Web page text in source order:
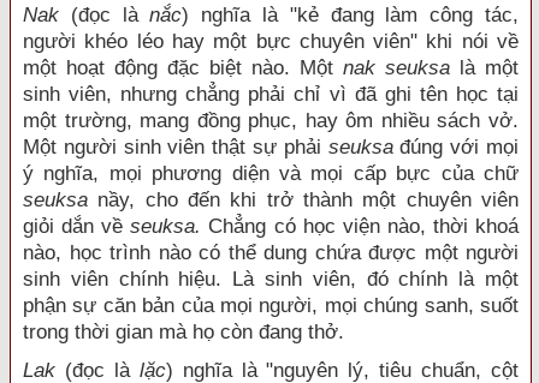
Nak (đọc lànắc) nghĩa là "kẻ đang làm công tác,
người khéo léo hay một bực chuyên viên" khi nói về
một hoạt động đặc biệt nào. Một nak seuksa là một
sinh viên, nhưng chẳng phải chỉ vì đã ghi tên học tại
một trường, mang đồng phục, hay ôm nhiều sách vở.
Một người sinh viên thật sự phải seuksađúng với mọi
ý nghĩa, mọi phương diện và mọi cấp bực của chữ
seuksa nầy, cho đến khi trở thành một chuyên viên
giỏi dắn vềseuksa. Chẳng có học viện nào, thời khoá
nào, học trình nào có thể dung chứa được một người
sinh viên chính hiệu. Là sinh viên, đó chính là một
phận sự căn bản của mọi người, mọi chúng sanh, suốt
trong thời gian mà họ còn đang thở.
Lak (đọc là lặc) nghĩa là "nguyên lý, tiêu chuẩn, cột